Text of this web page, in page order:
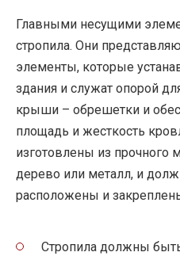
Главными несущими
стропила. Они
элементы, которые
здания и служат опорой
крыши – обрешетки и
площадь и жесткость
изготовлены из прочного
дерево или металл, и
расположены и
Стропила должны